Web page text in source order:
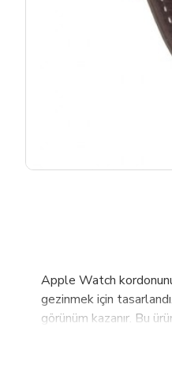
Apple Watch
gezinmek için
görünüm kazanır. Bu